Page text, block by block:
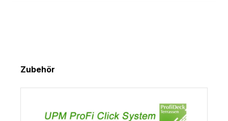
Produktgalerie überspringen
Zubehör